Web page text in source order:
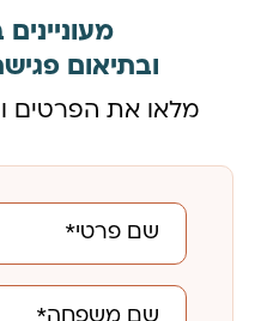
ובתיאום
מלאו את הפרטים